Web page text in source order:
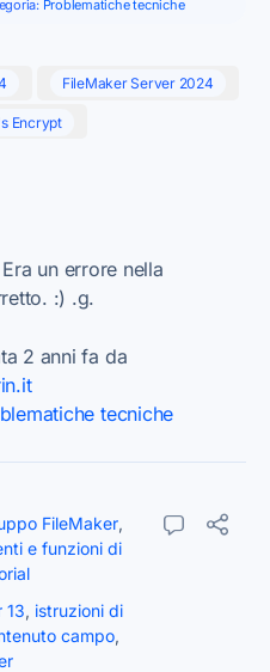
Problematiche tecniche
FileMaker Server 2024
Encrypt
un errore nella
:) .g.
2 anni fa da
tecniche
FileMaker,
e funzioni di
13, istruzioni di
campo,